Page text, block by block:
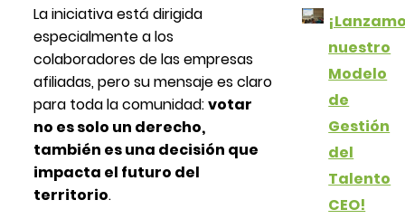
La iniciativa está dirigida
especialmente a los
colaboradores de las empresas
afiliadas, pero su mensaje es claro
para toda la comunidad:votar
no es solo un derecho,
también es una decisión que
impacta el futuro del
territorio.
nuestro
Modelo
de
Gestión
del
Talento
CEO!